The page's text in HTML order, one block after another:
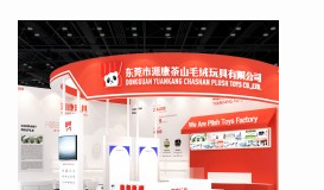
THIẾT KẾ VÀ THI CÔNG
GIAN HÀNG 6×9 TẠI
TRIỂN LÃM IBTE 2024 –